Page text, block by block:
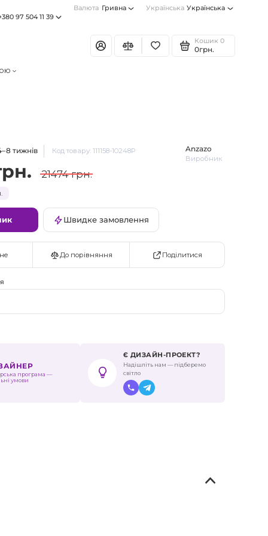
97 504 11 39
Валюта Гривна Українська Українська
Кошик 0
0грн.
тижнів Код товару: 111158-10248P
Anzazo
Виробник
21474 грн.
Швидке замовлення
До порівняння Поділитися
програма —
умови
Є ДИЗАЙН-ПРОЕКТ?
Надішліть нам — підберемо
світло